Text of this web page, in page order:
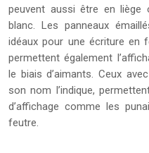
peuvent aussi être en liège
blanc. Les panneaux
idéaux pour une écriture en
permettent également
le biais d’aimants. Ceux
son nom l’indique,
d’affichage comme les
feutre.